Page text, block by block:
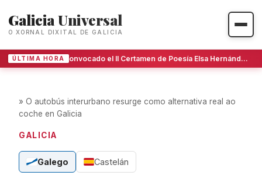
Galicia Universal
O XORNAL DIXITAL DE GALICIA
ÚLTIMA HORA Convocado el II Certamen de Poesía Elsa Hernández Baute en Tenerife
» O autobús interurbano resurge como alternativa real ao
coche en Galicia
GALICIA
Galego Castelán